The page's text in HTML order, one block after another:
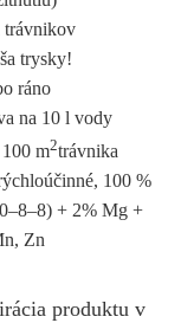
trávnikov
trysky!
ráno
na 10 l vody
m2trávnika
100 %
+ 2% Mg +
Zn
produktu v